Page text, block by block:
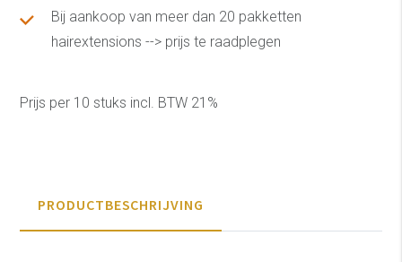
Bij aankoop van meer dan 20 pakketten
hairextensions --> prijs te raadplegen
Prijs per 10 stuks incl. BTW 21%
PRODUCTBESCHRIJVING